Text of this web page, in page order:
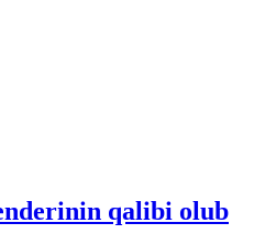
qalibi olub